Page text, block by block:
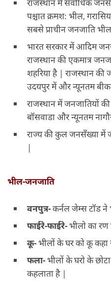
राजस्थान में सर्वाधिक
पश्चात क्रमश: भील,
सबसे प्राचीन जनजाति
भारत सरकार में आदिम
राजस्थान की एकमात्र
शहरिया है | राजस्थान की
उदयपुर में और न्यूनतम
राजस्थान में जनजातियों
बॉसवाडा और न्यूनतम
राज्य की कुल जनसँख्या में
|
भील-जनजाति
वनपुत्र-कर्नल जेम्स टॉड ने
फाईरे-फाईरे- भीलो का रण
कू- भीलों के घर को कू कहा
फला- भीलों के घरो के
कहलाता है |